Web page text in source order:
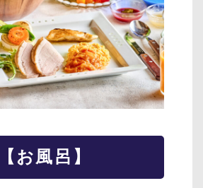
【お風呂】